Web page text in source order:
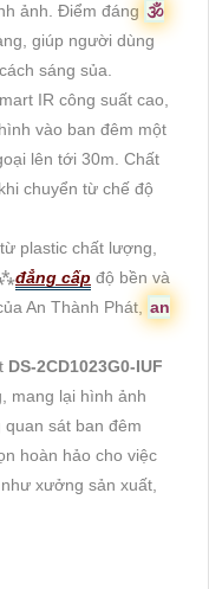
ảnh. Điểm đáng 🕉️
giúp người dùng
sáng sủa.
IR công suất cao,
vào ban đêm một
lên tới 30m. Chất
chuyển từ chế độ
plastic chất lượng,
⁂đẳng cấp độ bền và
An Thành Phát, an
DS-2CD1023G0-IUF
mang lại hình ảnh
sát ban đêm
hoàn hảo cho việc
xưởng sản xuất,